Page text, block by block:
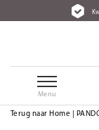
Kwaliteits sieraden
Menu
Terug naar Home